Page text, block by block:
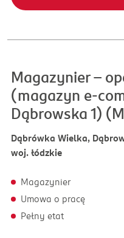
Magazynier -
(magazyn e-
Dąbrowska 1)
Dąbrówka Wielka,
woj. łódzkie
Magazynier
Umowa o pracę
Pełny etat